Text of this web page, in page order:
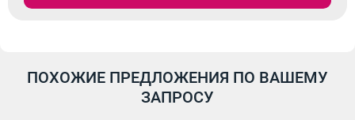
ПОХОЖИЕ ПРЕДЛОЖЕНИЯ ПО ВАШЕМУ
ЗАПРОСУ